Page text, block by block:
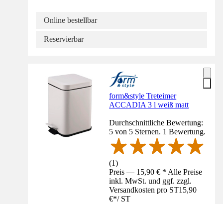
Online bestellbar
Reservierbar
form&style Treteimer
ACCADIA 3 l weiß matt
Durchschnittliche Bewertung:
5 von 5 Sternen. 1 Bewertung.
(1)
Preis — 15,90 € * Alle Preise
inkl. MwSt. und ggf. zzgl.
Versandkosten pro ST15,90
€*/ ST